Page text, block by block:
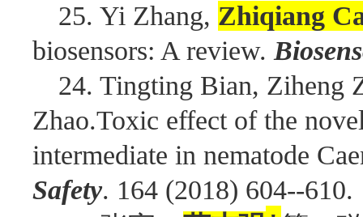
25. Yi Zhang, Zhiqiang
biosensors: A review.
24. Tingting Bian, Ziheng
Zhao.Toxic effect of the
intermediate in nematode
Safety. 164 (2018) 604--610.